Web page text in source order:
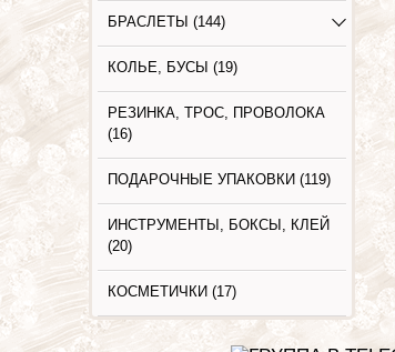
БРАСЛЕТЫ (144)
КОЛЬЕ, БУСЫ (19)
РЕЗИНКА, ТРОС, ПРОВОЛОКА
(16)
ПОДАРОЧНЫЕ УПАКОВКИ (119)
ИНСТРУМЕНТЫ, БОКСЫ, КЛЕЙ
(20)
КОСМЕТИЧКИ (17)